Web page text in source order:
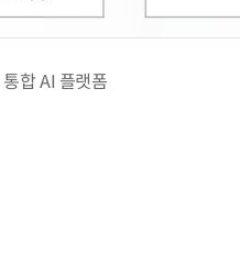
합 AI 플랫폼